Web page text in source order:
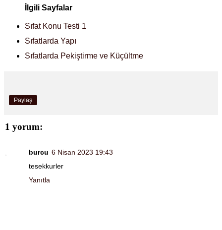
İlgili Sayfalar
Sıfat Konu Testi 1
Sıfatlarda Yapı
Sıfatlarda Pekiştirme ve Küçültme
Paylaş
1 yorum:
burcu 6 Nisan 2023 19:43
tesekkurler
Yanıtla